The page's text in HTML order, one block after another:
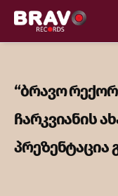
“ბრავო
ჩარკვიანის
პრეზენტაცია